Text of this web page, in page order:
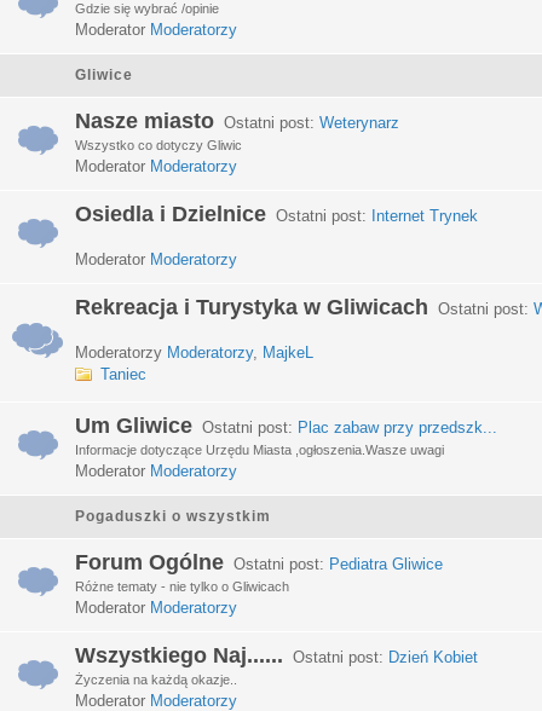
Gdzie się wybrać /opinie
Moderator Moderatorzy
Gliwice
Nasze miasto Ostatni post: Weterynarz
Wszystko co dotyczy Gliwic
Moderator Moderatorzy
Osiedla i Dzielnice Ostatni post: Internet Trynek
Moderator Moderatorzy
Rekreacja i Turystyka w Gliwicach Ostatni post:
Moderatorzy Moderatorzy, MajkeL
Taniec
Um Gliwice Ostatni post: Plac zabaw przy przedszk...
Informacje dotyczące Urzędu Miasta ,ogłoszenia.Wasze uwagi
Moderator Moderatorzy
Pogaduszki o wszystkim
Forum Ogólne Ostatni post: Pediatra Gliwice
Różne tematy - nie tylko o Gliwicach
Moderator Moderatorzy
Wszystkiego Naj...... Ostatni post: Dzień Kobiet
Życzenia na każdą okazje..
Moderator Moderatorzy